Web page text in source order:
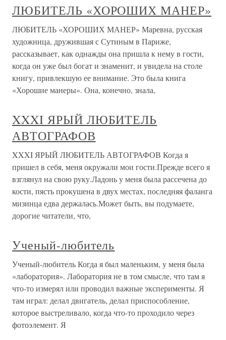
ЛЮБИТЕЛЬ «ХОРОШИХ МАНЕР»
ЛЮБИТЕЛЬ «ХОРОШИХ МАНЕР» Маревна, русская
художница, дружившая с Сутиным в Париже,
рассказывает, как однажды она пришла к нему в гости,
когда он уже был богат и знаменит, и увидела на столе
книгу, привлекшую ее внимание. Это была книга
«Хорошие манеры». Она, конечно, знала,
XXXI ЯРЫЙ ЛЮБИТЕЛЬ
АВТОГРАФОВ
XXXI ЯРЫЙ ЛЮБИТЕЛЬ АВТОГРАФОВ Когда я
пришел в себя, меня окружали мои гости.Прежде всего я
взглянул на свою руку.Ладонь у меня была рассечена до
кости, пясть прокушена в двух местах, последняя фаланга
мизинца едва держалась.Может быть, вы подумаете,
дорогие читатели, что,
Ученый-любитель
Ученый-любитель Когда я был маленьким, у меня была
«лаборатория». Лаборатория не в том смысле, что там я
что-то измерял или проводил важные эксперименты. Я
там играл: делал двигатель, делал приспособление,
которое выстреливало, когда что-то проходило через
фотоэлемент. Я